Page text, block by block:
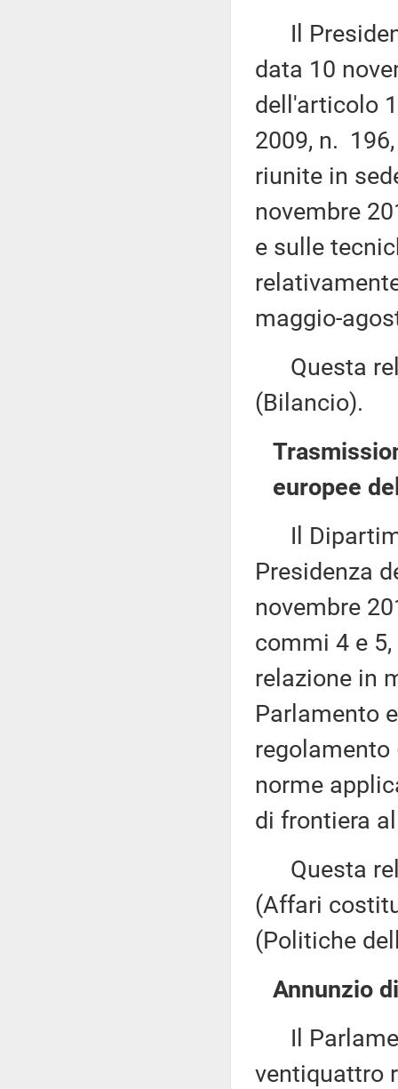
Il
data 10
dell'articolo
2009, n.
riunite in
novembre
e sulle
maggio-
Questa
(Bilancio).
europee
Il
Presidenza
novembre
commi 4 e
relazione in
Parlamento
regolamento
norme
di frontiera
Questa
(Affari
(Politiche
Annunzio
Il
ventiquattro